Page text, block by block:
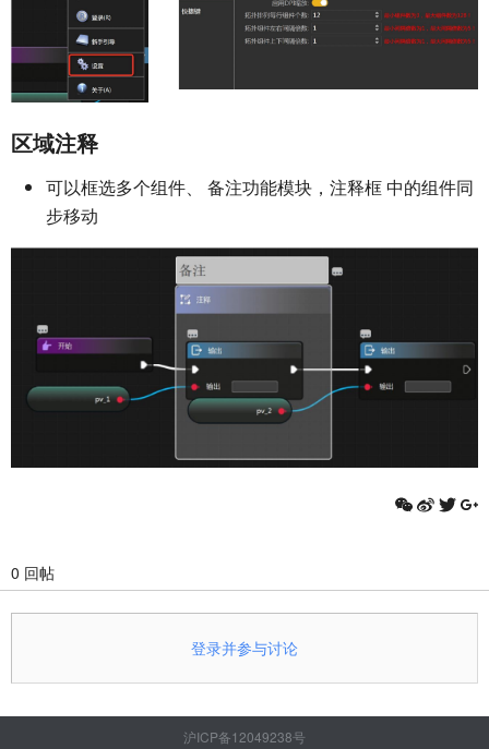
区域注释
可以框选多个组件、 备注功能模块，注释框 中的组件同
步移动
0 回帖
登录并参与讨论
沪ICP备12049238号